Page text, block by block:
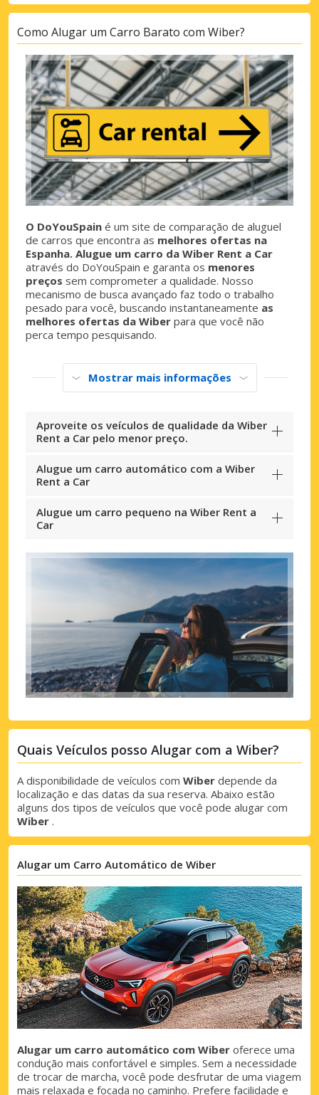
Como Alugar um Carro Barato com Wiber?
O DoYouSpain é um site de comparação de aluguel
de carros que encontra as melhores ofertas na
Espanha. Alugue um carro da Wiber Rent a Car
através do DoYouSpain e garanta os menores
preços sem comprometer a qualidade. Nosso
mecanismo de busca avançado faz todo o trabalho
pesado para você, buscando instantaneamente as
melhores ofertas da Wiber para que você não
perca tempo pesquisando.
Mostrar mais informações
Aproveite os veículos de qualidade da Wiber
Rent a Car pelo menor preço.
Alugue um carro automático com a Wiber
Rent a Car
Alugue um carro pequeno na Wiber Rent a
Car
Quais Veículos posso Alugar com a Wiber?
A disponibilidade de veículos com Wiber depende da
localização e das datas da sua reserva. Abaixo estão
alguns dos tipos de veículos que você pode alugar com
Wiber .
Alugar um Carro Automático de Wiber
Alugar um carro automático com Wiber oferece uma
condução mais confortável e simples. Sem a necessidade
de trocar de marcha, você pode desfrutar de uma viagem
mais relaxada e focada no caminho. Prefere facilidade e